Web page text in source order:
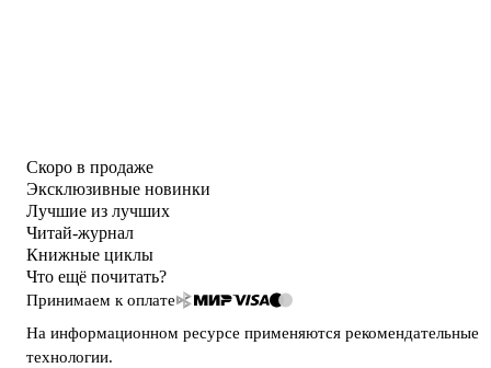
Скоро в продаже
Эксклюзивные новинки
Лучшие из лучших
Читай-журнал
Книжные циклы
Что ещё почитать?
Принимаем к оплате
На информационном ресурсе применяются рекомендательные
технологии.